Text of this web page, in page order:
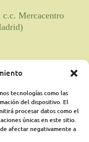
tecnologías como las
del dispositivo. El
procesar datos como el
únicas en este sitio.
afectar negativamente a
c.c. Mercacentro
a 21:00
online de 16:00a